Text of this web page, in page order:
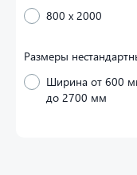
800 x 2000
Размеры
Ширина от 600
до 2700 мм